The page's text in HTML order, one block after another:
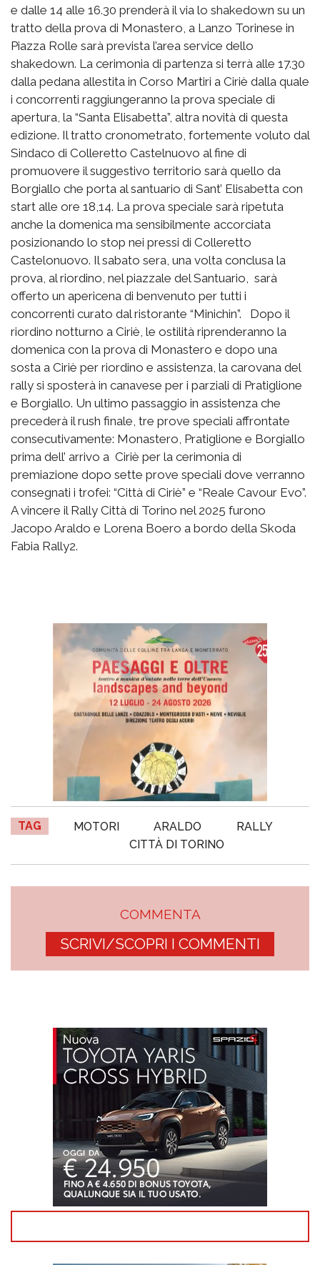
e dalle 14 alle 16.30 prenderà il via lo shakedown su un
tratto della prova di Monastero, a Lanzo Torinese in
Piazza Rolle sarà prevista l’area service dello
shakedown. La cerimonia di partenza si terrà alle 17.30
dalla pedana allestita in Corso Martiri a Ciriè dalla quale
i concorrenti raggiungeranno la prova speciale di
apertura, la “Santa Elisabetta”, altra novità di questa
edizione. Il tratto cronometrato, fortemente voluto dal
Sindaco di Colleretto Castelnuovo al fine di
promuovere il suggestivo territorio sarà quello da
Borgiallo che porta al santuario di Sant’ Elisabetta con
start alle ore 18,14. La prova speciale sarà ripetuta
anche la domenica ma sensibilmente accorciata
posizionando lo stop nei pressi di Colleretto
Castelonuovo. Il sabato sera, una volta conclusa la
prova, al riordino, nel piazzale del Santuario, sarà
offerto un apericena di benvenuto per tutti i
concorrenti curato dal ristorante “Minichin”. Dopo il
riordino notturno a Ciriè, le ostilità riprenderanno la
domenica con la prova di Monastero e dopo una
sosta a Ciriè per riordino e assistenza, la carovana del
rally si sposterà in canavese per i parziali di Pratiglione
e Borgiallo. Un ultimo passaggio in assistenza che
precederà il rush finale, tre prove speciali affrontate
consecutivamente: Monastero, Pratiglione e Borgiallo
prima dell’ arrivo a Ciriè per la cerimonia di
premiazione dopo sette prove speciali dove verranno
consegnati i trofei: “Città di Ciriè” e “Reale Cavour Evo”.
A vincere il Rally Città di Torino nel 2025 furono
Jacopo Araldo e Lorena Boero a bordo della Skoda
Fabia Rally2.
TAG MOTORI ARALDO
RALLY
CITTÀ DI TORINO
COMMENTA
SCRIVI/SCOPRI I COMMENTI